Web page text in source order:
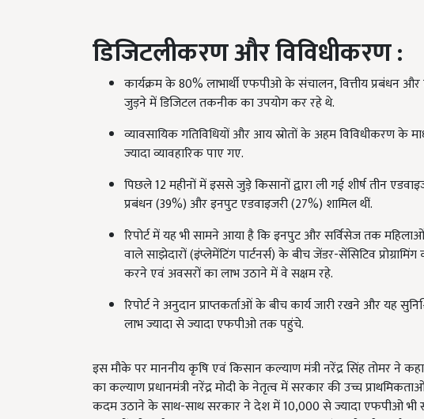
डिजिटलीकरण और विविधीकरण :
कार्यक्रम के 80% लाभार्थी एफपीओ के संचालन, वित्तीय प्रबंधन
जुड़ने में डिजिटल तकनीक का उपयोग कर रहे थे.
व्यावसायिक गतिविधियों और आय स्रोतों के अहम विविधीकरण
ज्यादा व्यावहारिक पाए गए.
पिछले 12 महीनों में इससे जुड़े किसानों द्वारा ली गई शीर्ष तीन
प्रबंधन (39%) और इनपुट एडवाइजरी (27%) शामिल थीं.
रिपोर्ट में यह भी सामने आया है कि इनपुट और सर्विसेज तक
वाले साझेदारों (इंप्लेमेंटिंग पार्टनर्स) के बीच जेंडर-सेंसिटिव
करने एवं अवसरों का लाभ उठाने में वे सक्षम रहे.
रिपोर्ट ने अनुदान प्राप्तकर्ताओं के बीच कार्य जारी रखने और यह
लाभ ज्यादा से ज्यादा एफपीओ तक पहुंचे.
इस मौके पर माननीय कृषि एवं किसान कल्याण मंत्री नरेंद्र सिंह तोमर ने
का कल्याण प्रधानमंत्री नरेंद्र मोदी के नेतृत्व में सरकार की उच्च
कदम उठाने के साथ-साथ सरकार ने देश में 10,000 से ज्यादा एफपीओ